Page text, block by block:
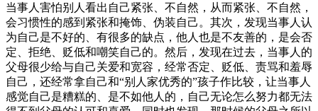
当事人害怕别人看出自己紧张、不自然，从而紧张、不自然，
会习惯性的感到紧张和掩饰、伪装自己。其次，发现当事人认
为自己是不好的、有很多的缺点，他人也是不友善的，是会否
定、拒绝、贬低和嘲笑自己的。然后，发现在过去，当事人的
父母很少给与自己关爱和宽容，经常否定、贬低、责骂和羞辱
自己，还经常拿自己和“别人家优秀的”孩子作比较，让当事人
感觉自己是糟糕的、是不如他人的，自己无论怎么努力都无法